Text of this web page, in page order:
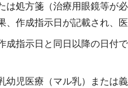
は処方箋（治療用眼鏡等が
、作成指示日が記載され、
成指示日と同日以降の日付
幼児医療（マル乳）または